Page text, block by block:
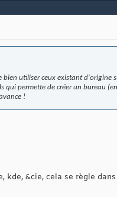
bien utiliser ceux existant
qui permette de créer un bureau
!
&cie, cela se règle